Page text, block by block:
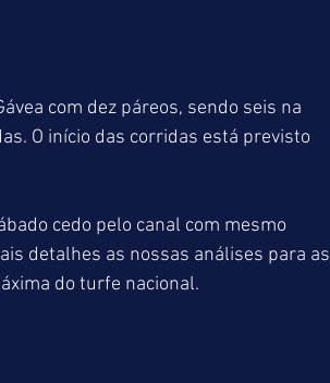
com dez páreos, sendo seis na
O início das corridas está previsto
cedo pelo canal com mesmo
detalhes as nossas análises para as
do turfe nacional.